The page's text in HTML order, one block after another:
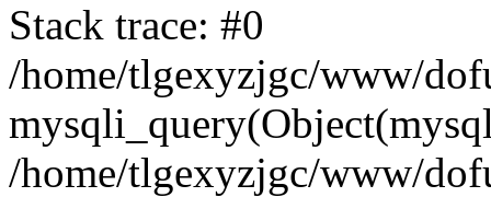
Stack trace: #0
/home/tlgexyzjgc/www/
/home/tlgexyzjgc/www/